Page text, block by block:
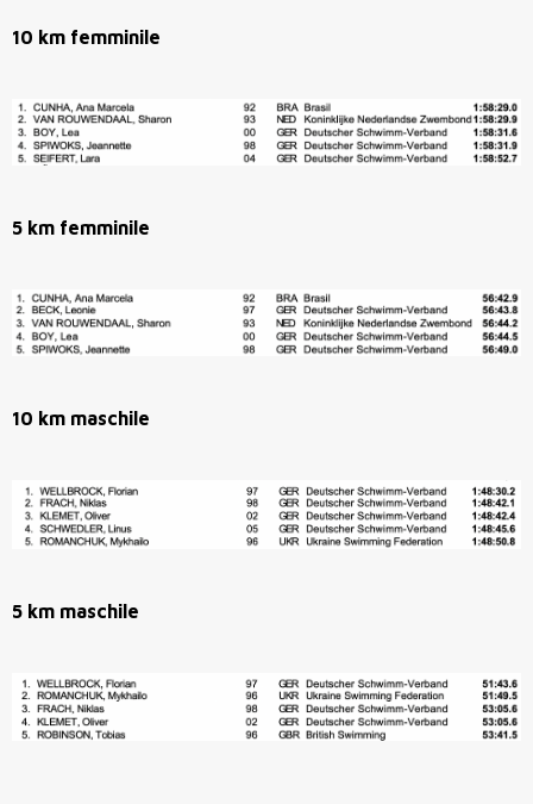
10 km femminile
5 km femminile
10 km maschile
5 km maschile